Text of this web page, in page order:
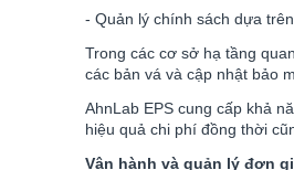
- Quản lý chính sách dựa
Trong các cơ sở hạ tầng
các bản vá và cập nhật bảo
AhnLab EPS cung cấp khả
hiệu quả chi phí đồng thời
Vận hành và quản lý đơn